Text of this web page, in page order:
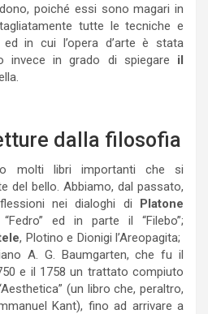
poiché essi sono magari in
tutte le tecniche e
in cui l’opera d’arte è stata
invece in grado di spiegare il
dalla filosofia
molti libri importanti che si
del bello. Abbiamo, dal passato,
nei dialoghi di Platone
ed in parte il “Filebo”;
, Plotino e Dionigi l’Areopagita;
A. G. Baumgarten, che fu il
e il 1758 un trattato compiuto
(un libro che, peraltro,
Kant), fino ad arrivare a